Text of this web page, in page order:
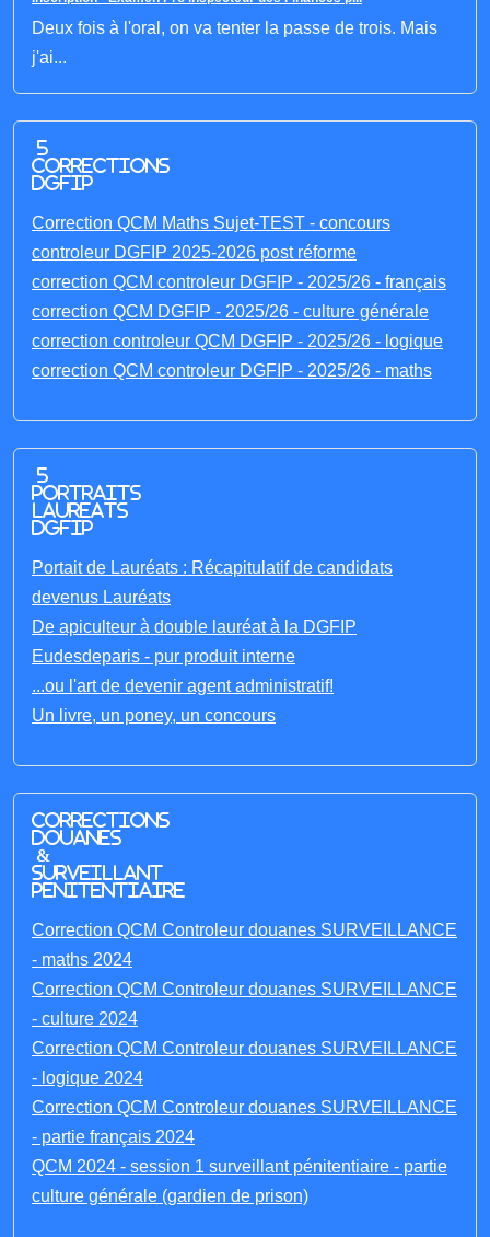
Deux fois à l'oral, on va tenter la passe de trois. Mais
j'ai...
5
corrections
DGFIP
Correction QCM Maths Sujet-TEST - concours
controleur DGFIP 2025-2026 post réforme
correction QCM controleur DGFIP - 2025/26 - français
correction QCM DGFIP - 2025/26 - culture générale
correction controleur QCM DGFIP - 2025/26 - logique
correction QCM controleur DGFIP - 2025/26 - maths
5
portraits
laureats
DGFIP
Portait de Lauréats : Récapitulatif de candidats
devenus Lauréats
De apiculteur à double lauréat à la DGFIP
Eudesdeparis - pur produit interne
...ou l'art de devenir agent administratif!
Un livre, un poney, un concours
Corrections
Douanes
&
Surveillant
penitentiaire
Correction QCM Controleur douanes SURVEILLANCE
- maths 2024
Correction QCM Controleur douanes SURVEILLANCE
- culture 2024
Correction QCM Controleur douanes SURVEILLANCE
- logique 2024
Correction QCM Controleur douanes SURVEILLANCE
- partie français 2024
QCM 2024 - session 1 surveillant pénitentiaire - partie
culture générale (gardien de prison)